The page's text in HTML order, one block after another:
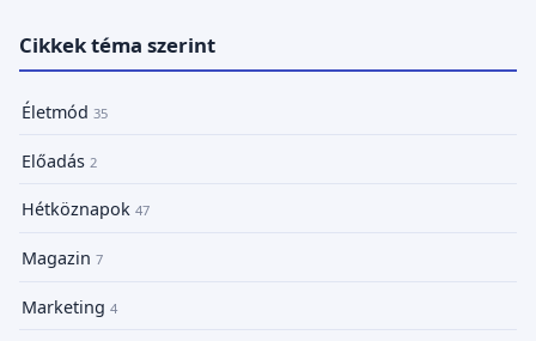
Cikkek téma szerint
Életmód 35
Előadás 2
Hétköznapok 47
Magazin 7
Marketing 4